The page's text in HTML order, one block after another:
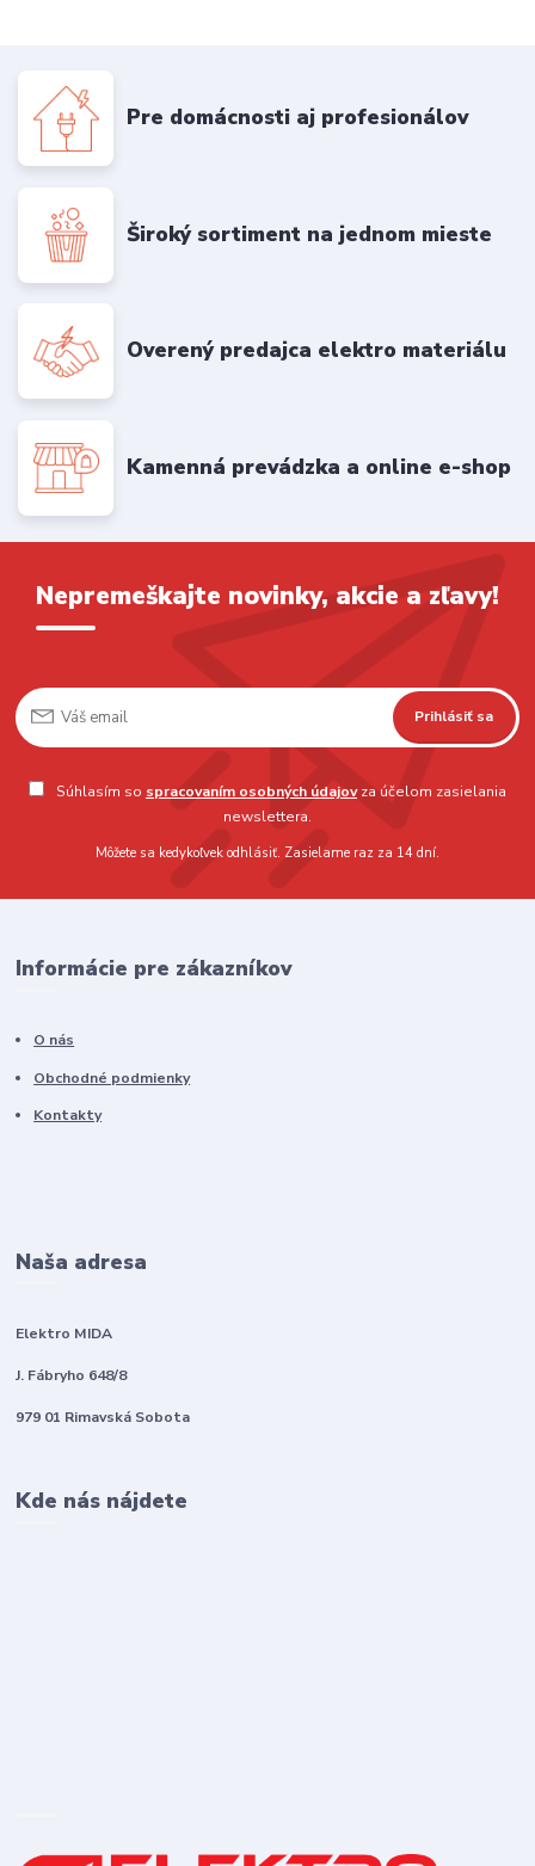
Pre domácnosti aj profesionálov
Široký sortiment na jednom mieste
Overený predajca elektro materiálu
Kamenná prevádzka a online e-shop
Nepremeškajte novinky, akcie a zľavy!
Prihlásiť sa
Súhlasím so spracovaním osobných údajovza účelom zasielania
newslettera.
Môžete sa kedykoľvek odhlásiť. Zasielame raz za 14 dní.
Informácie pre zákazníkov
O nás
Obchodné podmienky
Kontakty
Naša adresa
Elektro MIDA
J. Fábryho 648/8
979 01 Rimavská Sobota
Kde nás nájdete